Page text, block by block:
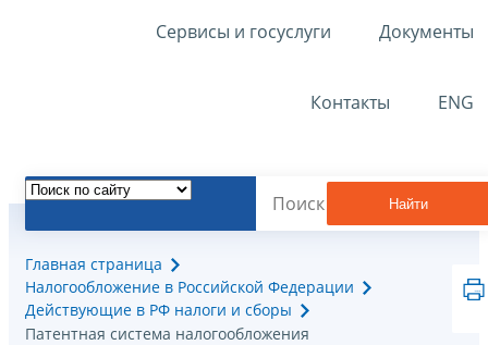
Сервисы и госуслуги Документы
Контакты ENG
Найти
Главная страница
Налогообложение в Российской Федерации
Действующие в РФ налоги и сборы
Патентная система налогообложения